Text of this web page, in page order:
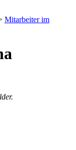
Mitarbeiter im